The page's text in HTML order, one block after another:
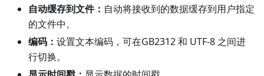
自动缓存到文件： 自动将接收到的数据缓存到用户指定
的文件中。
编码： 设置文本编码，可在GB2312 和 UTF-8 之间进
行切换。